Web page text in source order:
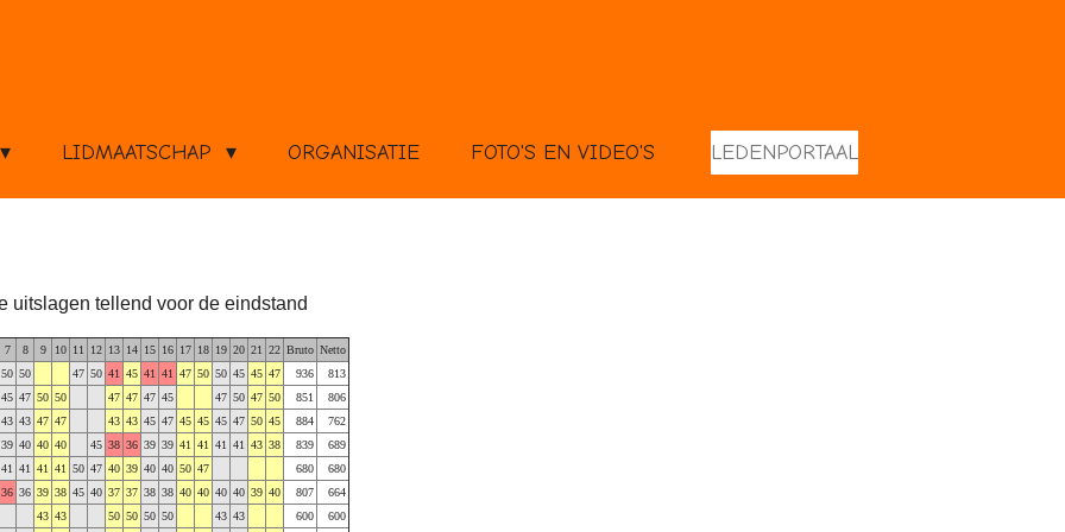
LIDMAATSCHAP ORGANISATIE FOTO'S EN VIDEO'S LEDENPORTAAL
uitslagen tellend voor de eindstand
7 8 9 10 11 12 13 14 15 16 17 18 19 20 21 22 Bruto Netto
50 50 47 50 41 45 41 41 47 50 50 45 45 47 936
813
45 47 50 50 47 47 47 45 47 50 47 50 851
806
43 43 47 47 43 43 45 47 45 45 45 47 50 45 884
762
39 40 40 40 45 38 36 39 39 41 41 41 41 43 38 839
689
41 41 41 41 50 47 40 39 40 40 50 47 680
680
36 36 39 38 45 40 37 37 38 38 40 40 40 40 39 40 807
664
43 43 50 50 50 50 43 43 600
600